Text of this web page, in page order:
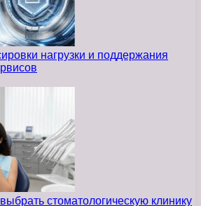
нагрузки и поддержания
стоматологическую клинику